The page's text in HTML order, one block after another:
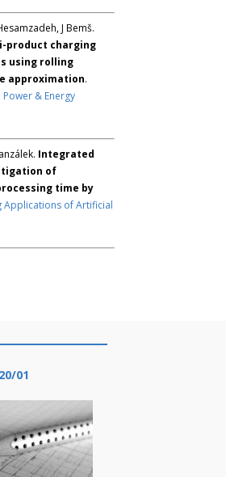
J Bemš.
product charging
using rolling
approximation.
& Energy
Integrated
of
time by
Applications of Artificial
01